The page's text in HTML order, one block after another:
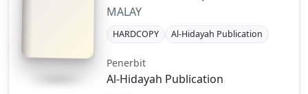
MALAY
HARDCOPY Al-Hidayah Publication
Penerbit
Al-Hidayah Publication